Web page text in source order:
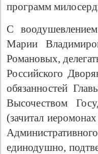
программ
С
Марии
Романовых,
Российского
обязанностей
Высочеством
(зачитал
единодушно,